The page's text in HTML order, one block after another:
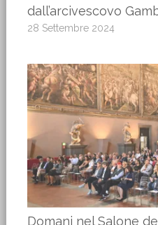
dall’arcivescovo
28 Settembre 2024
Domani nel Salone